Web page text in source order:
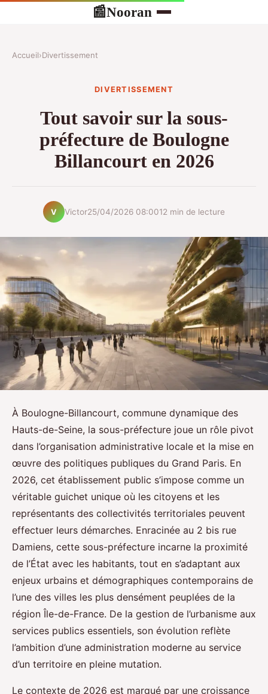
📰Nooran
Accueil›Divertissement
DIVERTISSEMENT
Tout savoir sur la sous-
préfecture de Boulogne
Billancourt en 2026
V Victor25/04/2026 08:0012 min de lecture
À Boulogne-Billancourt, commune dynamique des
Hauts-de-Seine, la sous-préfecture joue un rôle pivot
dans l’organisation administrative locale et la mise en
œuvre des politiques publiques du Grand Paris. En
2026, cet établissement public s’impose comme un
véritable guichet unique où les citoyens et les
représentants des collectivités territoriales peuvent
effectuer leurs démarches. Enracinée au 2 bis rue
Damiens, cette sous-préfecture incarne la proximité
de l’État avec les habitants, tout en s’adaptant aux
enjeux urbains et démographiques contemporains de
l’une des villes les plus densément peuplées de la
région Île-de-France. De la gestion de l’urbanisme aux
services publics essentiels, son évolution reflète
l’ambition d’une administration moderne au service
d’un territoire en pleine mutation.
Le contexte de 2026 est marqué par une croissance